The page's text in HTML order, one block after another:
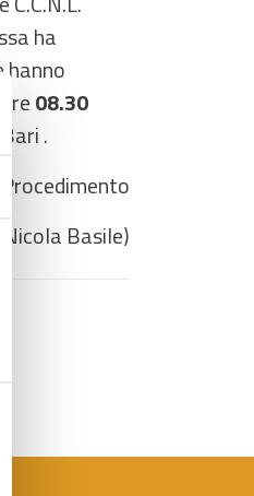
ha
hanno
08.30
.
Nicola Basile)